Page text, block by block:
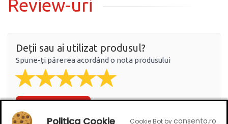
Review-uri
Deții sau ai utilizat produsul?
Spune-ți părerea acordând o nota produsului
Politica Cookie Cookie Bot byconsento.ro